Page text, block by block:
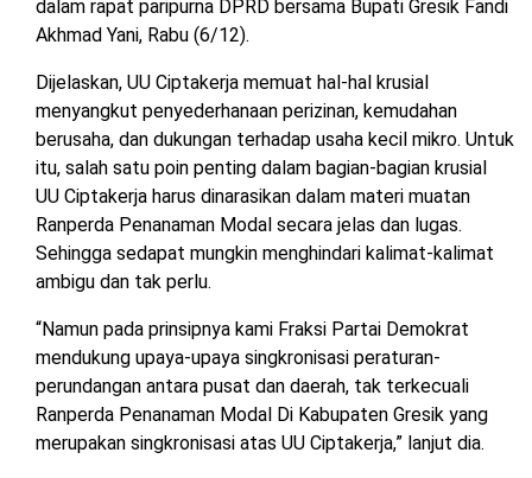
dalam rapat paripurna DPRD bersama Bupati Gresik Fandi
Akhmad Yani, Rabu (6/12).
Dijelaskan, UU Ciptakerja memuat hal-hal krusial
menyangkut penyederhanaan perizinan, kemudahan
berusaha, dan dukungan terhadap usaha kecil mikro. Untuk
itu, salah satu poin penting dalam bagian-bagian krusial
UU Ciptakerja harus dinarasikan dalam materi muatan
Ranperda Penanaman Modal secara jelas dan lugas.
Sehingga sedapat mungkin menghindari kalimat-kalimat
ambigu dan tak perlu.
“Namun pada prinsipnya kami Fraksi Partai Demokrat
mendukung upaya-upaya singkronisasi peraturan-
perundangan antara pusat dan daerah, tak terkecuali
Ranperda Penanaman Modal Di Kabupaten Gresik yang
merupakan singkronisasi atas UU Ciptakerja,” lanjut dia.